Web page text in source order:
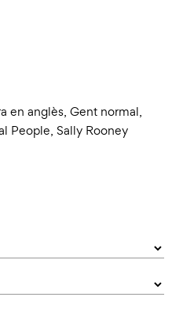
en anglès, Gent normal,
People, Sally Rooney